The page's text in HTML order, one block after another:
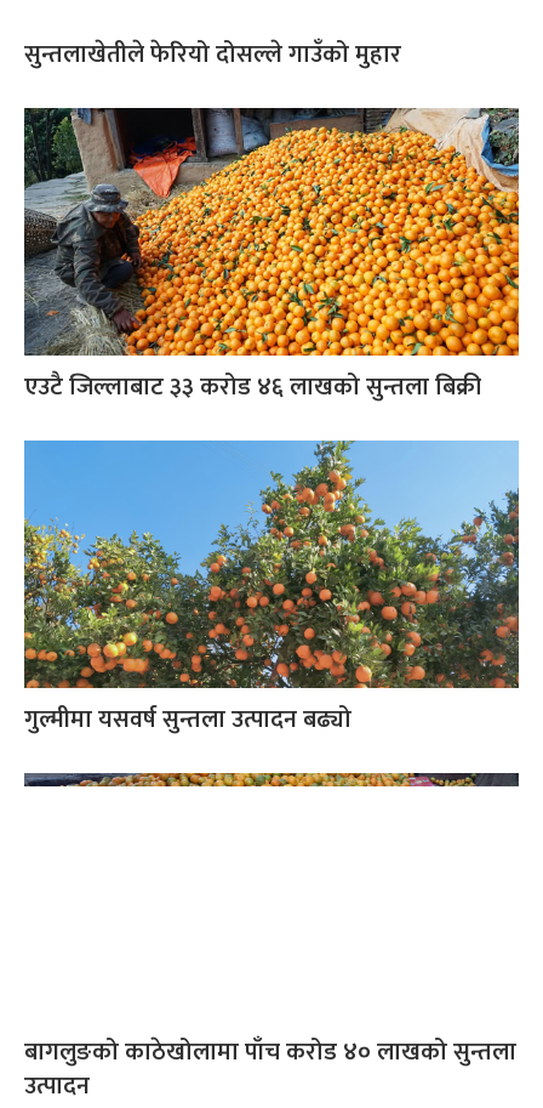
सुन्तलाखेतीले फेरियो दोसल्ले गाउँको मुहार
एउटै जिल्लाबाट ३३ करोड ४६ लाखको सुन्तला बिक्री
गुल्मीमा यसवर्ष सुन्तला उत्पादन बढ्यो
बागलुङको काठेखोलामा पाँच करोड ४० लाखको सुन्तला
उत्पादन